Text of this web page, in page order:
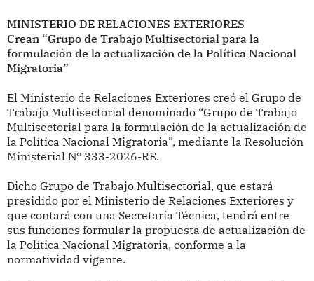
MINISTERIO DE RELACIONES EXTERIORES
Crean “Grupo de Trabajo Multisectorial para la
formulación de la actualización de la Política Nacional
Migratoria”
El Ministerio de Relaciones Exteriores creó el Grupo de
Trabajo Multisectorial denominado “Grupo de Trabajo
Multisectorial para la formulación de la actualización de
la Política Nacional Migratoria”, mediante la Resolución
Ministerial N° 333-2026-RE.
Dicho Grupo de Trabajo Multisectorial, que estará
presidido por el Ministerio de Relaciones Exteriores y
que contará con una Secretaría Técnica, tendrá entre
sus funciones formular la propuesta de actualización de
la Política Nacional Migratoria, conforme a la
normatividad vigente.